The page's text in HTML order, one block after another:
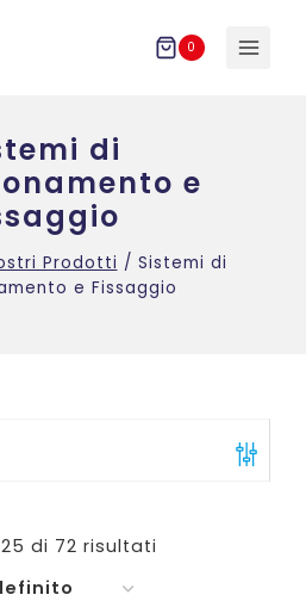
0
di
e
Prodotti / Sistemi di
e Fissaggio
di 72 risultati